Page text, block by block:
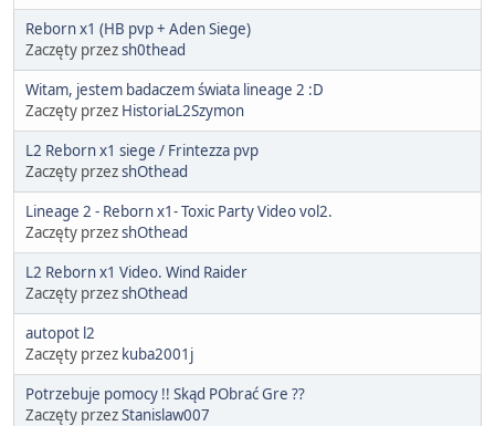
Reborn x1 (HB pvp + Aden Siege)
Zaczęty przezsh0thead
Witam, jestem badaczem świata lineage 2 :D
Zaczęty przez HistoriaL2Szymon
L2 Reborn x1 siege / Frintezza pvp
Zaczęty przezshOthead
Lineage 2 - Reborn x1- Toxic Party Video vol2.
Zaczęty przezshOthead
L2 Reborn x1 Video. Wind Raider
Zaczęty przezshOthead
autopot l2
Zaczęty przez kuba2001j
Potrzebuje pomocy !! Skąd PObrać Gre ??
Zaczęty przezStanislaw007